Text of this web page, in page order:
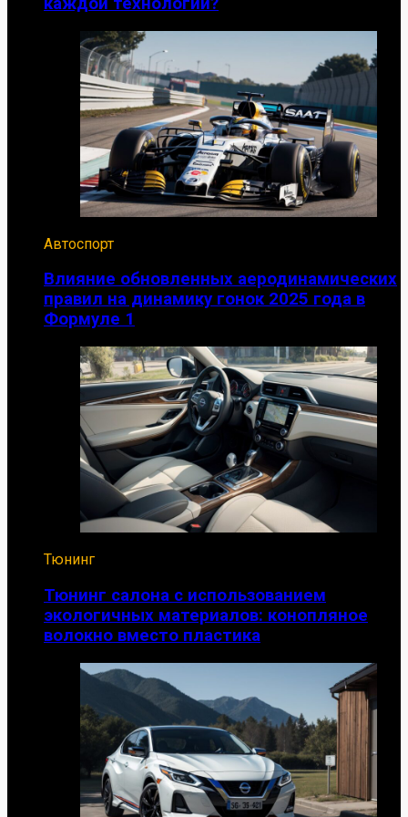
Автоспорт
Влияние обновленных аеродинамических
правил на динамику гонок 2025 года в
Формуле 1
Тюнинг
Тюнинг салона с использованием
экологичных материалов: конопляное
волокно вместо пластика